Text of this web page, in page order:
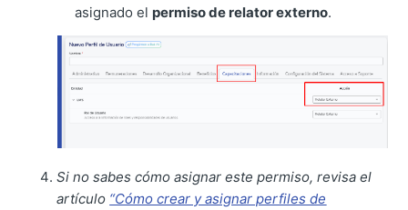
asignado el permiso de relator externo.
Si no sabes cómo asignar este permiso, revisa el
artículo “Cómo crear y asignar perfiles de